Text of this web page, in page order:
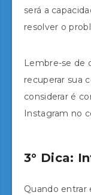
será a
resolver o
Lembre-se de
recuperar sua
considerar é
Instagram no
3° Dica:
Quando